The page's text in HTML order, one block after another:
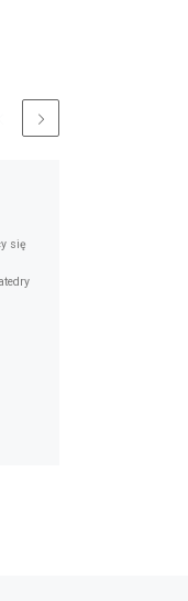
się